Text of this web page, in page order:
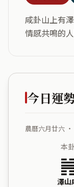
咸卦山上有
情感共鳴的
今日運
農曆六月廿六
本卦
澤山